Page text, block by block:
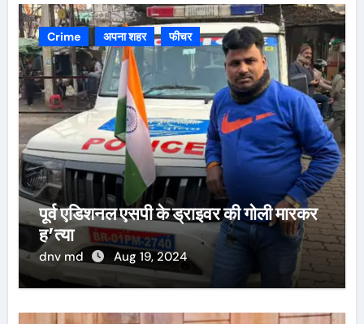
Crime अपना शहर फीचर
पूर्व एडिशनल एसपी के ड्राइवर की गोली मारकर
ह’त्या
dnv md Aug 19, 2024